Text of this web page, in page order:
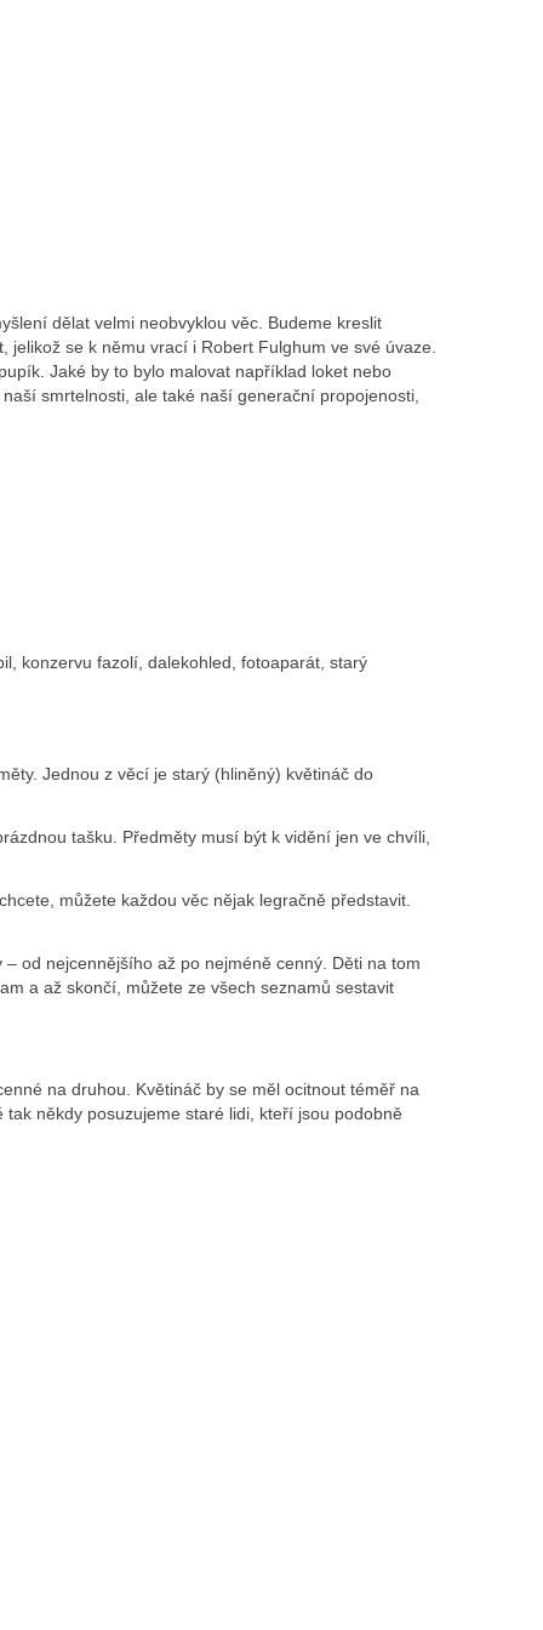
dělat velmi neobvyklou věc. Budeme kreslit
se k němu vrací i Robert Fulghum ve své úvaze.
Jaké by to bylo malovat například loket nebo
smrtelnosti, ale také naší generační propojenosti,
konzervu fazolí, dalekohled, fotoaparát, starý
Jednou z věcí je starý (hliněný) květináč do
tašku. Předměty musí být k vidění jen ve chvíli,
můžete každou věc nějak legračně představit.
od nejcennějšího až po nejméně cenný. Děti na tom
a až skončí, můžete ze všech seznamů sestavit
na druhou. Květináč by se měl ocitnout téměř na
někdy posuzujeme staré lidi, kteří jsou podobně